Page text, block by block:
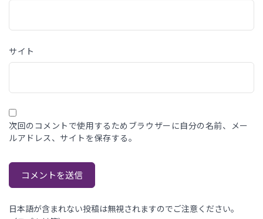
サイト
次回のコメントで使用するためブラウザーに自分の名前、メー
ルアドレス、サイトを保存する。
日本語が含まれない投稿は無視されますのでご注意ください。